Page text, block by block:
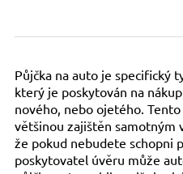
Půjčka na auto je specifický
který je poskytován na
nového, nebo ojetého.
většinou zajištěn samotným
že pokud nebudete schopni
poskytovatel úvěru může